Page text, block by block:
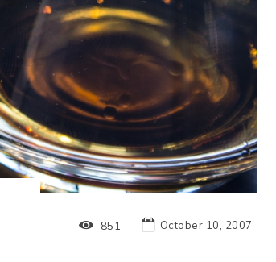
851 October 10, 2007